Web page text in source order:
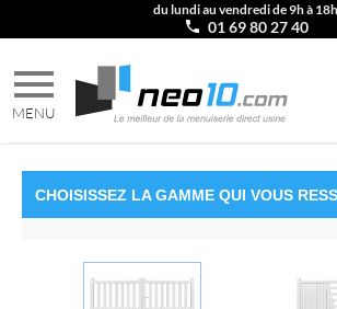
du lundi au vendredi de 9h à 18h
01 69 80 27 40
CHOISISSEZ LA GAMME QUI VOUS